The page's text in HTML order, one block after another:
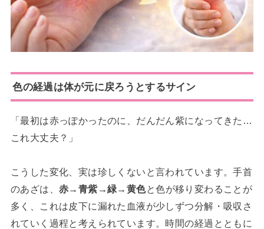
色の経過は体が元に戻ろうとするサイン
「最初は赤っぽかったのに、だんだん紫になってきた…
これ大丈夫？」
こうした変化、実は珍しくないと言われています。手首
のあざは、 赤→青紫→緑→黄色と色が移り変わることが
多く、これは皮下に漏れた血液が少しずつ分解・吸収さ
れていく過程と考えられています。時間の経過とともに